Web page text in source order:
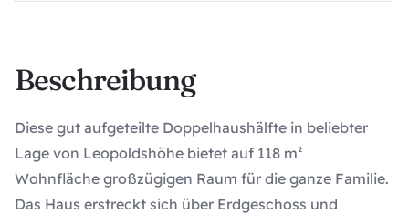
Beschreibung
Diese gut aufgeteilte Doppelhaushälfte in beliebter
Lage von Leopoldshöhe bietet auf 118 m²
Wohnfläche großzügigen Raum für die ganze Familie.
Das Haus erstreckt sich über Erdgeschoss und
ca. 118 m²
Nutzfläche
m²
Käuferprovision
Bedarfsausweis
Primärenergieträger
Öl